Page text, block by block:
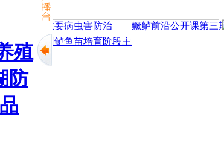
加州鲈鱼苗培育阶段主
殖
防